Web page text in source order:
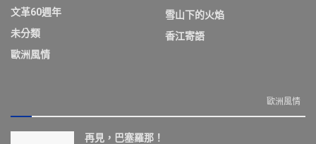
文革60週年
未分類
歐洲風情
雪山下的火焰
香江寄語
歐洲風情
再見，巴塞羅那！